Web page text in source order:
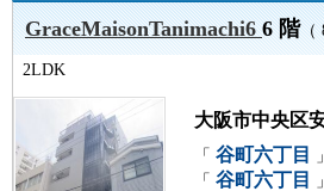
GraceMaisonTanimachi66 階（
2LDK
大阪市中央区
「 谷町六丁目
「 谷町六丁目